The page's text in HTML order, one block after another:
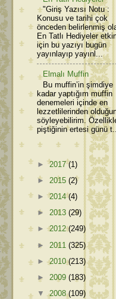
"Giriş Yazısı Notu :
Konusu ve tarihi çok
önceden belirlenmiş
En Tatlı Hediyeler
için bu yazıyı bugün
yayınlayıp yayınl...
Elmalı Muffin
Bu muffin’in şimdiye
kadar yaptığım muffin
denemeleri içinde en
lezzetlilerinden
söyleyebilirim.
piştiğinin ertesi günü
►2017(1)
► 2015 (2)
►2014(4)
► 2013 (29)
►2012(249)
► 2011 (325)
►2010(213)
► 2009 (183)
▼2008(109)